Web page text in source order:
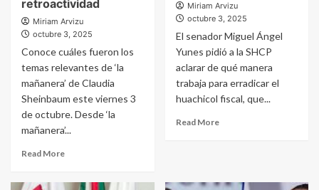
retroactividad
Miriam Arvizu
octubre 3, 2025
Conoce cuáles fueron los
temas relevantes de ‘la
mañanera’ de Claudia
Sheinbaum este viernes 3
de octubre. Desde ‘la
mañanera’...
Read More
Miriam Arvizu
octubre 3, 2025
El senador Miguel Ángel
Yunes pidió a la SHCP
aclarar de qué manera
trabaja para erradicar el
huachicol fiscal, que...
Read More